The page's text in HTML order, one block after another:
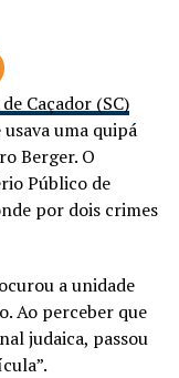
Caçador (SC)
uma quipá
Berger. O
Público de
por dois crimes
a unidade
Ao perceber que
judaica, passou